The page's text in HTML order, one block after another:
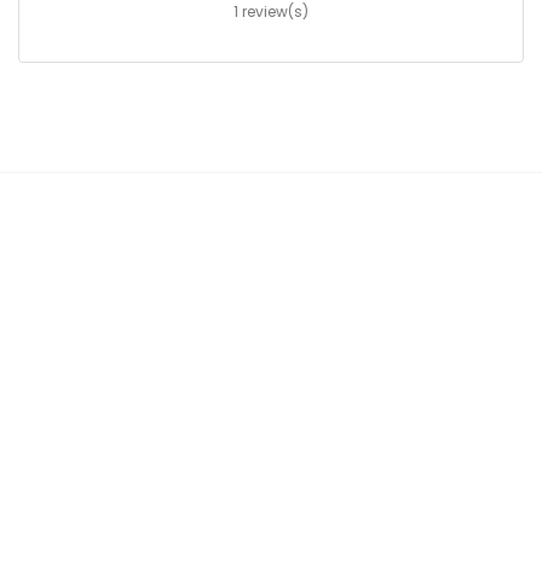
1 review(s)